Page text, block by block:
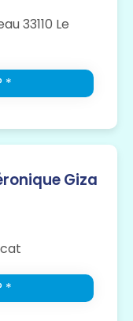
33110 Le
*
Giza
*